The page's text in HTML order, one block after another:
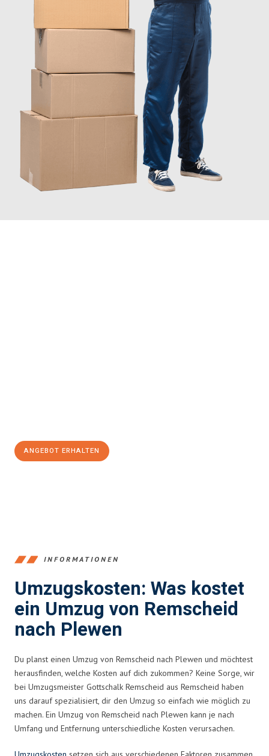
ANGEBOT ERHALTEN
INFORMATIONEN
Umzugskosten: Was kostet
ein Umzug von Remscheid
nach Plewen
Du planst einen Umzug von Remscheid nach Plewen und möchtest
herausfinden, welche Kosten auf dich zukommen? Keine Sorge, wir
bei Umzugsmeister Gottschalk Remscheid aus Remscheid haben
uns darauf spezialisiert, dir den Umzug so einfach wie möglich zu
machen. Ein Umzug von Remscheid nach Plewen kann je nach
Umfang und Entfernung unterschiedliche Kosten verursachen.